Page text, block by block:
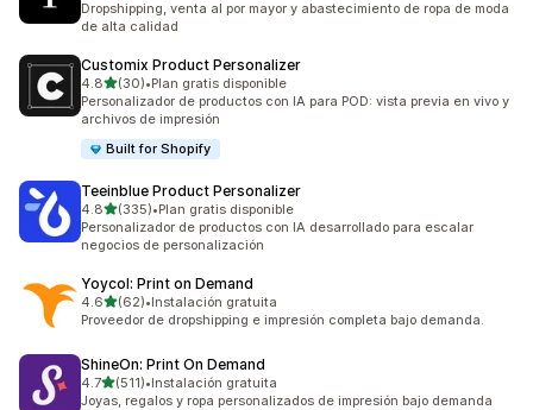
Dropshipping, venta al por mayor y abastecimiento de ropa de moda
de alta calidad
Customix Product Personalizer
4.8de 5 estrellas
(30)
30 reseñas en total
•Plan gratis disponible
Personalizador de productos con IA para POD: vista previa en vivo y
archivos de impresión
Built for Shopify
Teeinblue Product Personalizer
4.8de 5 estrellas
(335)
335 reseñas en total
•Plan gratis disponible
Personalizador de productos con IA desarrollado para escalar
negocios de personalización
Yoycol: Print on Demand
4.6de 5 estrellas
(62)
62 reseñas en total
•Instalación gratuita
Proveedor de dropshipping e impresión completa bajo demanda.
ShineOn: Print On Demand
4.7de 5 estrellas
(511)
511 reseñas en total
•Instalación gratuita
Joyas, regalos y ropa personalizados de impresión bajo demanda